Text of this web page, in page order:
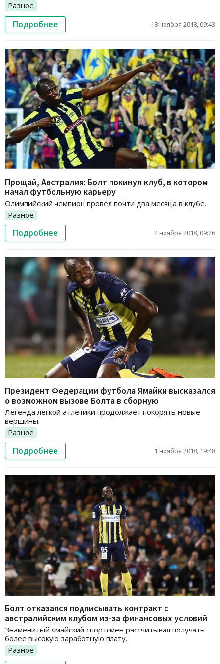
Разное
Подробнее 18 ноября 2018, 09:43
Прощай, Австралия: Болт покинул клуб, в котором
начал футбольную карьеру
Олимпийский чемпион провел почти два месяца в клубе.
Разное
Подробнее 2 ноября 2018, 09:26
Президент Федерации футбола Ямайки высказался
о возможном вызове Болта в сборную
Легенда легкой атлетики продолжает покорять новые
вершины.
Разное
Подробнее 1 ноября 2018, 19:48
Болт отказался подписывать контракт с
австралийским клубом из-за финансовых условий
Знаменитый ямайский спортсмен рассчитывал получать
более высокую заработную плату.
Разное